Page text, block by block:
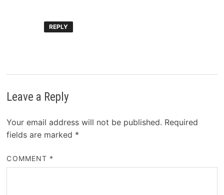
REPLY
Leave a Reply
Your email address will not be published. Required
fields are marked *
COMMENT *